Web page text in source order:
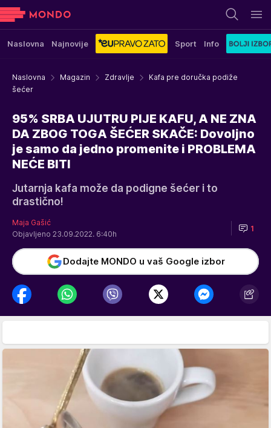
Naslovna Najnovije Sport Info
Naslovna Magazin Zdravlje
Kafa pre doručka podiže
šećer
95% SRBA UJUTRU PIJE KAFU, A NE ZNA
DA ZBOG TOGA ŠEĆER SKAČE: Dovoljno
je samo da jedno promenite i PROBLEMA
NEĆE BITI
Jutarnja kafa može da podigne šećer i to
drastično!
Maja Gašić
Objavljeno 23.09.2022. 6:40h
1
Dodajte MONDO u vaš Google izbor